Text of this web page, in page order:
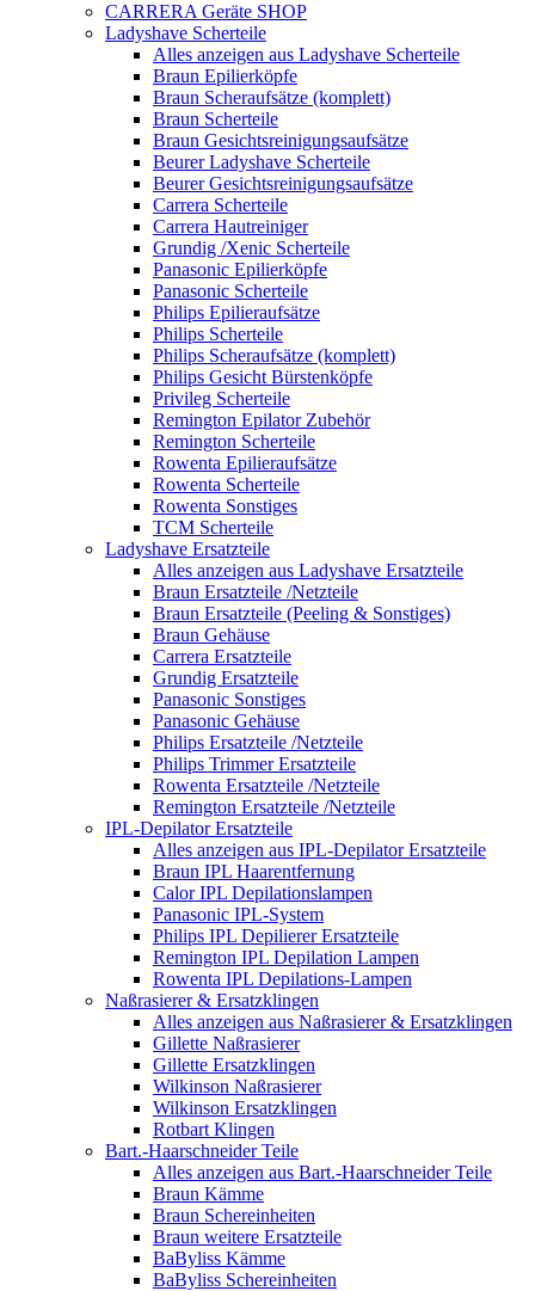
CARRERA Geräte SHOP
Ladyshave Scherteile
Alles anzeigen aus Ladyshave Scherteile
Braun Epilierköpfe
Braun Scheraufsätze (komplett)
Braun Scherteile
Braun Gesichtsreinigungsaufsätze
Beurer Ladyshave Scherteile
Beurer Gesichtsreinigungsaufsätze
Carrera Scherteile
Carrera Hautreiniger
Grundig /Xenic Scherteile
Panasonic Epilierköpfe
Panasonic Scherteile
Philips Epilieraufsätze
Philips Scherteile
Philips Scheraufsätze (komplett)
Philips Gesicht Bürstenköpfe
Privileg Scherteile
Remington Epilator Zubehör
Remington Scherteile
Rowenta Epilieraufsätze
Rowenta Scherteile
Rowenta Sonstiges
TCM Scherteile
Ladyshave Ersatzteile
Alles anzeigen aus Ladyshave Ersatzteile
Braun Ersatzteile /Netzteile
Braun Ersatzteile (Peeling & Sonstiges)
Braun Gehäuse
Carrera Ersatzteile
Grundig Ersatzteile
Panasonic Sonstiges
Panasonic Gehäuse
Philips Ersatzteile /Netzteile
Philips Trimmer Ersatzteile
Rowenta Ersatzteile /Netzteile
Remington Ersatzteile /Netzteile
IPL-Depilator Ersatzteile
Alles anzeigen aus IPL-Depilator Ersatzteile
Braun IPL Haarentfernung
Calor IPL Depilationslampen
Panasonic IPL-System
Philips IPL Depilierer Ersatzteile
Remington IPL Depilation Lampen
Rowenta IPL Depilations-Lampen
Naßrasierer & Ersatzklingen
Alles anzeigen aus Naßrasierer & Ersatzklingen
Gillette Naßrasierer
Gillette Ersatzklingen
Wilkinson Naßrasierer
Wilkinson Ersatzklingen
Rotbart Klingen
Bart.-Haarschneider Teile
Alles anzeigen aus Bart.-Haarschneider Teile
Braun Kämme
Braun Schereinheiten
Braun weitere Ersatzteile
BaByliss Kämme
BaByliss Schereinheiten